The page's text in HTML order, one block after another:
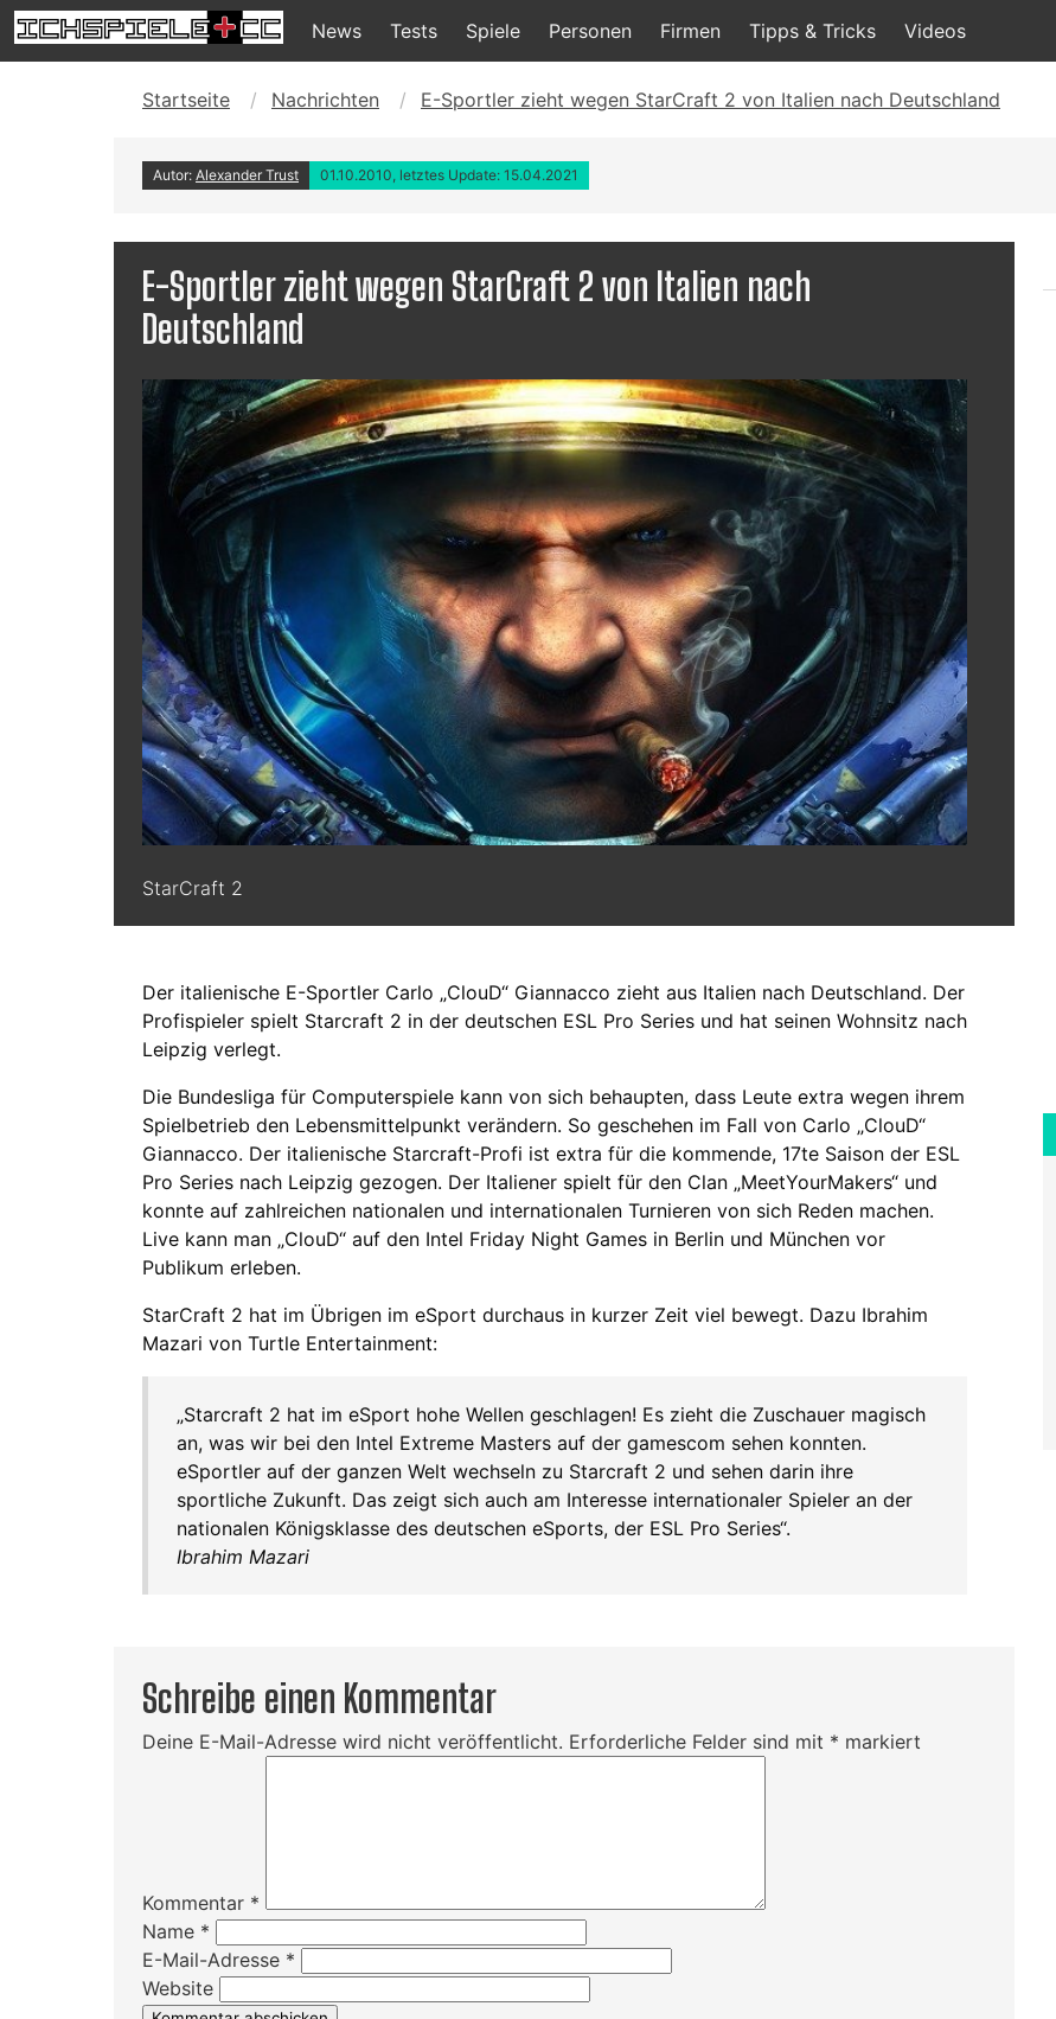
News Tests Spiele Personen Firmen Tipps & Tricks Videos
Startseite Nachrichten E-Sportler zieht wegen StarCraft 2 von Italien nach Deutschland
Autor: Alexander Trust 01.10.2010, letztes Update: 15.04.2021
E-Sportler zieht wegen StarCraft 2 von Italien nach
Deutschland
StarCraft 2
Der italienische E-Sportler Carlo „ClouD“ Giannacco zieht aus Italien nach Deutschland. Der
Profispieler spielt Starcraft 2 in der deutschen ESL Pro Series und hat seinen Wohnsitz nach
Leipzig verlegt.
Die Bundesliga für Computerspiele kann von sich behaupten, dass Leute extra wegen ihrem
Spielbetrieb den Lebensmittelpunkt verändern. So geschehen im Fall von Carlo „ClouD“
Giannacco. Der italienische Starcraft-Profi ist extra für die kommende, 17te Saison der ESL
Pro Series nach Leipzig gezogen. Der Italiener spielt für den Clan „MeetYourMakers“ und
konnte auf zahlreichen nationalen und internationalen Turnieren von sich Reden machen.
Live kann man „ClouD“ auf den Intel Friday Night Games in Berlin und München vor
Publikum erleben.
StarCraft 2 hat im Übrigen im eSport durchaus in kurzer Zeit viel bewegt. Dazu Ibrahim
Mazari von Turtle Entertainment:
„Starcraft 2 hat im eSport hohe Wellen geschlagen! Es zieht die Zuschauer magisch
an, was wir bei den Intel Extreme Masters auf der gamescom sehen konnten.
eSportler auf der ganzen Welt wechseln zu Starcraft 2 und sehen darin ihre
sportliche Zukunft. Das zeigt sich auch am Interesse internationaler Spieler an der
nationalen Königsklasse des deutschen eSports, der ESL Pro Series“.
Ibrahim Mazari
Schreibe einen Kommentar
Deine E-Mail-Adresse wird nicht veröffentlicht. Erforderliche Felder sind mit * markiert
Kommentar *
Name *
E-Mail-Adresse *
Website